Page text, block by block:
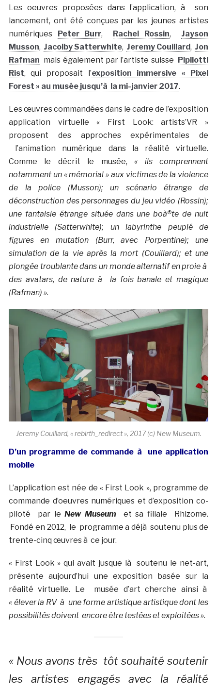
Les oeuvres proposées dans l’application, à son
lancement, ont été conçues par les jeunes artistes
numériques
Peter Burr, Rachel Rossin, Jayson
Musson, Jacolby Satterwhite, Jeremy Couillard, Jon
Rafman mais également par l’artiste suisse
Pipilotti
Rist, qui proposait l’exposition immersive « Pixel
Forest » au musée jusqu’à la mi-janvier 2017.
Les œuvres commandées dans le cadre de l’exposition
application virtuelle « First Look: artists’VR »
proposent des approches expérimentales de
l’animation numérique dans la réalité virtuelle.
Comme le décrit le musée,« ils comprennent
notamment un « mémorial » aux victimes de la violence
de la police (Musson); un scénario étrange de
déconstruction des personnages du jeu vidéo (Rossin);
une fantaisie étrange située dans une boà®te de nuit
industrielle (Satterwhite); un labyrinthe peuplé de
figures en mutation (Burr, avec Porpentine); une
simulation de la vie après la mort (Couillard); et une
plongée troublante dans un monde alternatif en proie à
des avatars, de nature à la fois banale et magique
(Rafman) ».
Jeremy Couillard, « rebirth_redirect », 2017 (c) New Museum.
D’un programme de commande à une application
mobile
L’application est née de « First Look », programme de
commande d’oeuvres numériques et d’exposition co-
piloté par leNew Museumet sa filiale Rhizome.
Fondé en 2012, le programme a déjà soutenu plus de
trente-cinq œuvres à ce jour.
« First Look » qui avait jusque là soutenu le net-art,
présente aujourd’hui une exposition basée sur la
réalité virtuelle. Le
musée d’art cherche ainsi à
« élever la RV à une forme artistique artistique dont les
possibilités doivent encore être testées et exploitées ».
« Nous avons très tôt souhaité soutenir
les artistes engagés avec la réalité